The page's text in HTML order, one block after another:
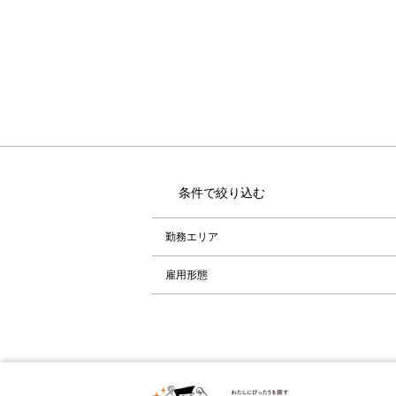
条件で絞り込む
勤務エリア
雇用形態